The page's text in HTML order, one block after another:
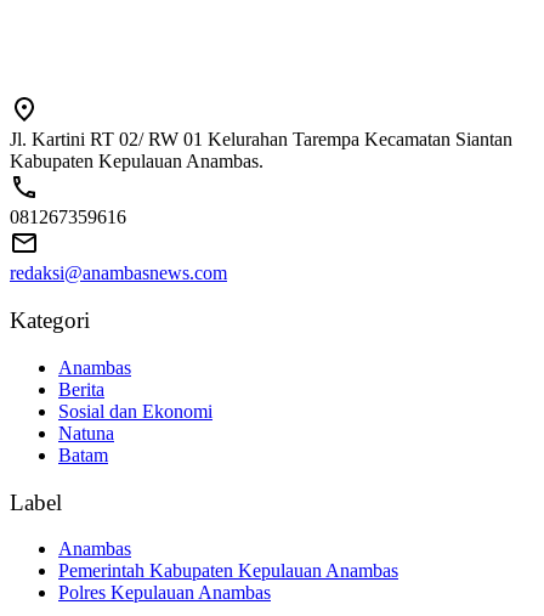
Jl. Kartini RT 02/ RW 01 Kelurahan Tarempa Kecamatan Siantan
Kabupaten Kepulauan Anambas.
081267359616
redaksi@anambasnews.com
Kategori
Anambas
Berita
Sosial dan Ekonomi
Natuna
Batam
Label
Anambas
Pemerintah Kabupaten Kepulauan Anambas
Polres Kepulauan Anambas